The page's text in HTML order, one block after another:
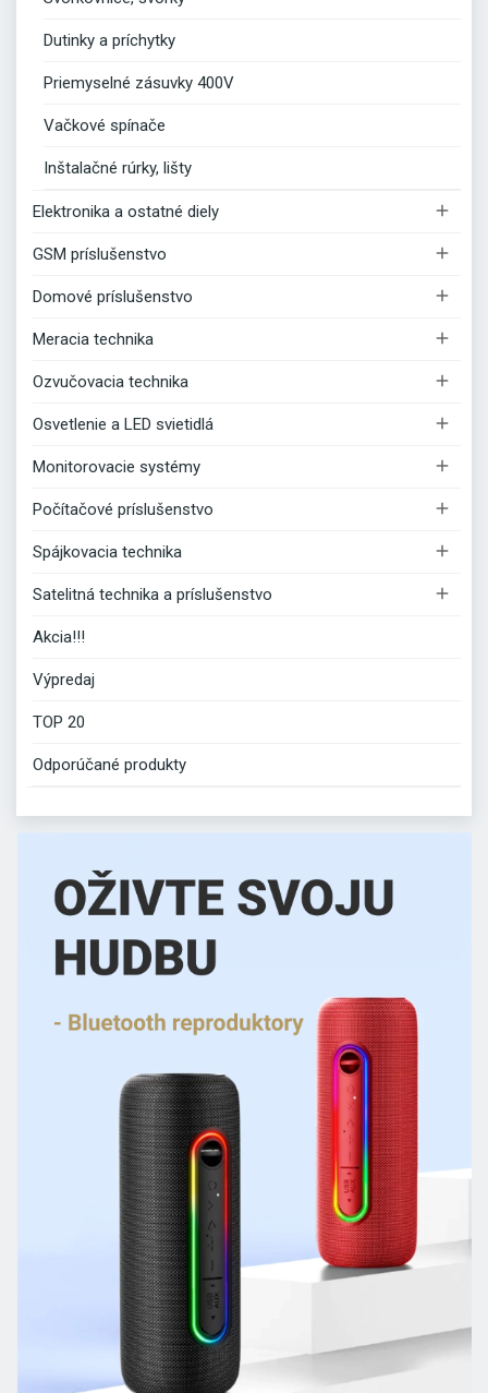
Dutinky a príchytky
Priemyselné zásuvky 400V
Vačkové spínače
Inštalačné rúrky, lišty
Elektronika a ostatné diely 
GSM príslušenstvo 
Domové príslušenstvo 
Meracia technika 
Ozvučovacia technika 
Osvetlenie a LED svietidlá 
Monitorovacie systémy 
Počítačové príslušenstvo 
Spájkovacia technika 
Satelitná technika a príslušenstvo 
Akcia!!!
Výpredaj
TOP 20
Odporúčané produkty